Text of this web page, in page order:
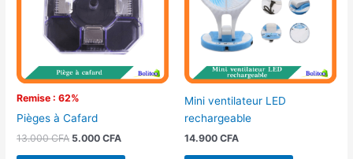
Remise : 62%
Pièges à Cafard
13.000CFA 5.000CFA
Mini ventilateur LED
rechargeable
14.900 CFA